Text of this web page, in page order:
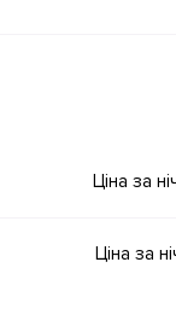
Ціна за
Ціна за